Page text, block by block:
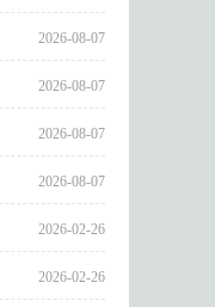
2026-08-07
2026-08-07
2026-08-07
2026-08-07
2026-02-26
2026-02-26